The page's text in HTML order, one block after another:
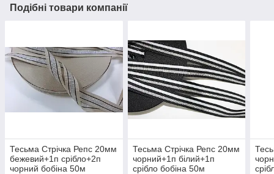
Подібні товари компанії
Тесьма Стрічка Репс 20мм
бежевий+1п срібло+2п
чорний бобіна 50м
Тесьма Стрічка Репс 20мм
чорний+1п білий+1п
срібло бобіна 50м